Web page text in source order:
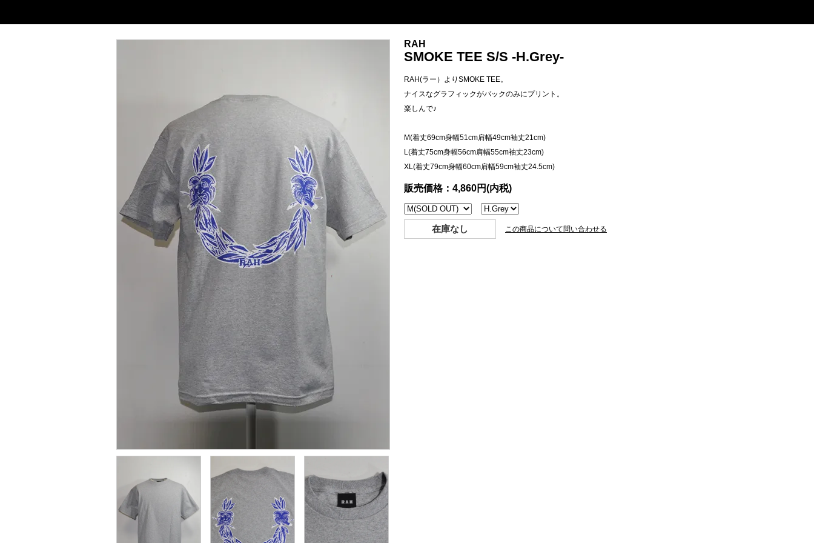
RAH
SMOKE TEE S/S -H.Grey-
RAH(ラー）よりSMOKE TEE。
ナイスなグラフィックがバックのみにプリント。
楽しんで♪
M(着丈69cm身幅51cm肩幅49cm袖丈21cm)
L(着丈75cm身幅56cm肩幅55cm袖丈23cm)
XL(着丈79cm身幅60cm肩幅59cm袖丈24.5cm)
販売価格：4,860円(内税)
在庫なし この商品について問い合わせる